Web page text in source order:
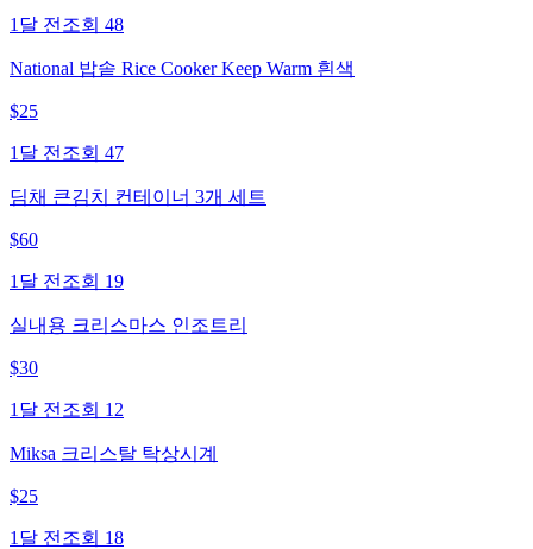
1달 전 조회 48
National 밥솥 Rice Cooker Keep Warm 흰색
$25
1달 전 조회 47
딤채 큰김치 컨테이너 3개 세트
$60
1달 전 조회 19
실내용 크리스마스 인조트리
$30
1달 전 조회 12
Miksa 크리스탈 탁상시계
$25
1달 전 조회 18